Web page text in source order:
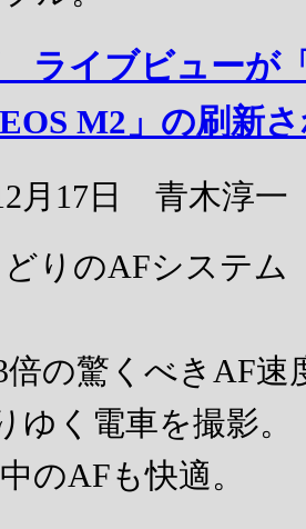
イブビューが
M2」の刷新
17日 青木淳一
りのAFシステム
倍の驚くべきAF速
ゆく電車を撮影。
のAFも快適。